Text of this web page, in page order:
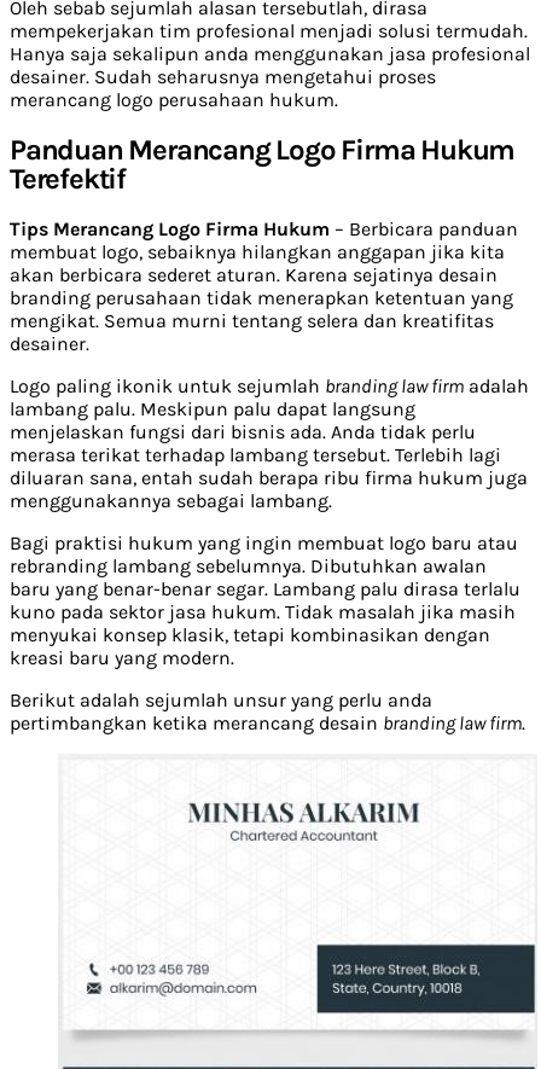
Oleh sebab sejumlah alasan tersebutlah, dirasa
mempekerjakan tim profesional menjadi solusi termudah.
Hanya saja sekalipun anda menggunakan jasa profesional
desainer. Sudah seharusnya mengetahui proses
merancang logo perusahaan hukum.
Panduan Merancang Logo Firma Hukum
Terefektif
Tips Merancang Logo Firma Hukum – Berbicara panduan
membuat logo, sebaiknya hilangkan anggapan jika kita
akan berbicara sederet aturan. Karena sejatinya desain
branding perusahaan tidak menerapkan ketentuan yang
mengikat. Semua murni tentang selera dan kreatifitas
desainer.
Logo paling ikonik untuk sejumlah branding law firm adalah
lambang palu. Meskipun palu dapat langsung
menjelaskan fungsi dari bisnis ada. Anda tidak perlu
merasa terikat terhadap lambang tersebut. Terlebih lagi
diluaran sana, entah sudah berapa ribu firma hukum juga
menggunakannya sebagai lambang.
Bagi praktisi hukum yang ingin membuat logo baru atau
rebranding lambang sebelumnya. Dibutuhkan awalan
baru yang benar-benar segar. Lambang palu dirasa terlalu
kuno pada sektor jasa hukum. Tidak masalah jika masih
menyukai konsep klasik, tetapi kombinasikan dengan
kreasi baru yang modern.
Berikut adalah sejumlah unsur yang perlu anda
pertimbangkan ketika merancang desain branding law firm.